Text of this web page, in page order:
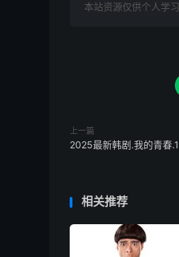
本站资源仅供个人学
上一篇
2025最新韩剧.我的青春
相关推荐